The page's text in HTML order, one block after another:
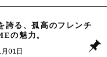
誇る、孤高のフレンチ
の魅力。
01日